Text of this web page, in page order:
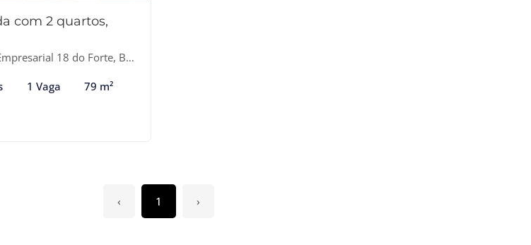
com 2 quartos,
18 do Forte, Barueri-SP
1 Vaga 79 m²
‹ 1 ›